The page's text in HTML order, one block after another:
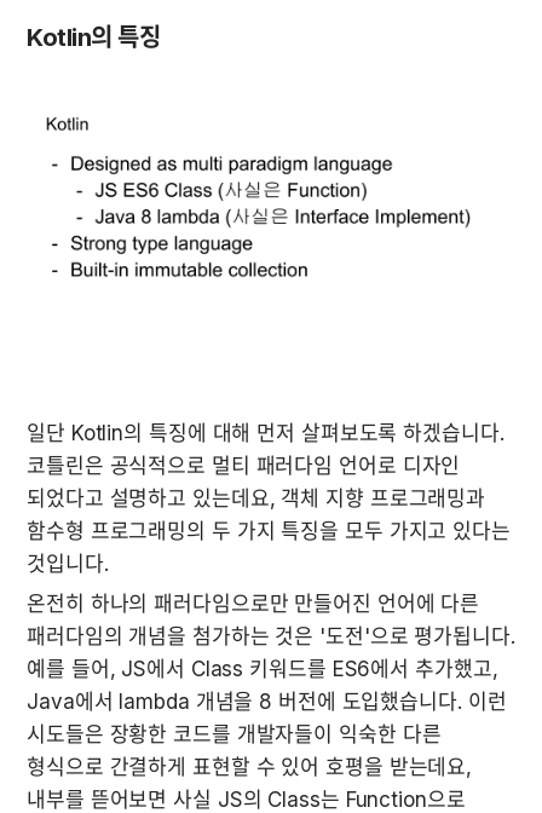
Kotlin의 특징
일단 Kotlin의 특징에 대해 먼저 살펴보도록 하겠습니다.
코틀린은 공식적으로 멀티 패러다임 언어로 디자인
되었다고 설명하고 있는데요, 객체 지향 프로그래밍과
함수형 프로그래밍의 두 가지 특징을 모두 가지고 있다는
것입니다.
온전히 하나의 패러다임으로만 만들어진 언어에 다른
패러다임의 개념을 첨가하는 것은 '도전'으로 평가됩니다.
예를 들어, JS에서 Class 키워드를 ES6에서 추가했고,
Java에서 lambda 개념을 8 버전에 도입했습니다. 이런
시도들은 장황한 코드를 개발자들이 익숙한 다른
형식으로 간결하게 표현할 수 있어 호평을 받는데요,
내부를 뜯어보면 사실 JS의 Class는 Function으로